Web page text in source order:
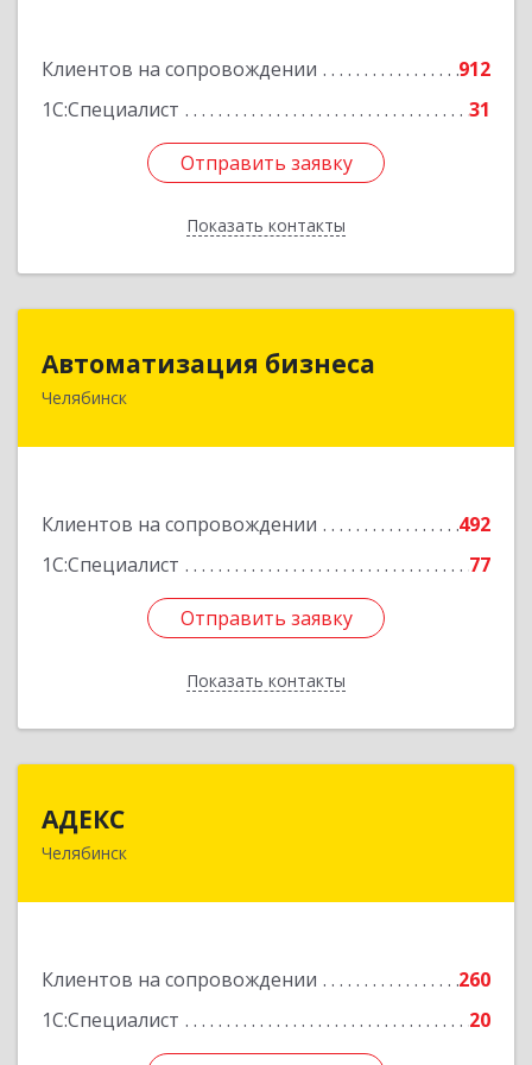
Клиентов на сопровождении
912
1С:Специалист
31
Отправить заявку
Показать контакты
Отправить заявку
Назад
Автоматизация бизнеса
Челябинск
Клиентов на сопровождении
492
1С:Специалист
77
Отправить заявку
Показать контакты
Автоматизация бизнеса
454018, Челябинская обл, Челябинский г.о.,
Подробнее
Отправить заявку
Назад
АДЕКС
Челябинск
Клиентов на сопровождении
260
1С:Специалист
20
454080, Челябинская обл, Челябинск г, Смирных